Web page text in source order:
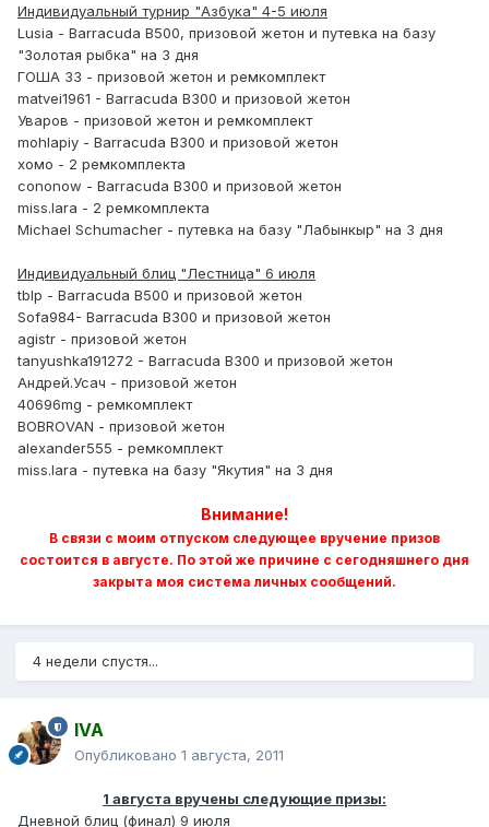
Индивидуальный турнир "Азбука" 4-5 июля
Lusia - Barracuda B500, призовой жетон и путевка на базу
"Золотая рыбка" на 3 дня
ГОША 33 - призовой жетон и ремкомплект
matvei1961 - Barracuda B300 и призовой жетон
Уваров - призовой жетон и ремкомплект
mohlapiy - Barracuda B300 и призовой жетон
хомо - 2 ремкомплекта
cononow - Barracuda B300 и призовой жетон
miss.lara - 2 ремкомплекта
Michael Schumacher - путевка на базу "Лабынкыр" на 3 дня
Индивидуальный блиц "Лестница" 6 июля
tblp - Barracuda B500 и призовой жетон
Sofa984- Barracuda B300 и призовой жетон
agistr - призовой жетон
tanyushka191272 - Barracuda B300 и призовой жетон
Андрей.Усач - призовой жетон
40696mg - ремкомплект
BOBROVAN - призовой жетон
alexander555 - ремкомплект
miss.lara - путевка на базу "Якутия" на 3 дня
Внимание!
В связи с моим отпуском следующее вручение призов
состоится в августе. По этой же причине с сегодняшнего дня
закрыта моя система личных сообщений.
4 недели спустя...
IVA
Опубликовано 1 августа, 2011
1 августа вручены следующие призы:
Дневной блиц (финал) 9 июля